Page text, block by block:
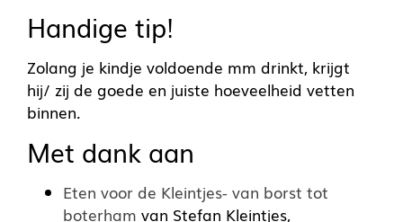
Handige tip!
Zolang je kindje voldoende mm drinkt, krijgt
hij/ zij de goede en juiste hoeveelheid vetten
binnen.
Met dank aan
Eten voor de Kleintjes- van borst tot
boterham van Stefan Kleintjes,